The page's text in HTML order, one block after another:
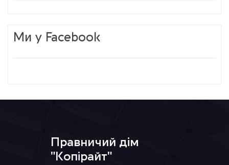
Ми у Facebook
Правничий дім
"Копірайт"